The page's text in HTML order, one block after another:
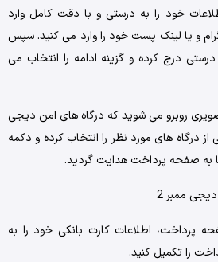
خود را به‌ درستی و با دقت کامل وارد
و یا لینک پست خود را وارد می ‌کنید. سپس
درج کرده و گزینه ادامه را انتخاب می
روبر‌و می‌ شوید که درگاه ‌های امن دیجی
درگاه ‌های مورد نظر را انتخاب کرده و دکمه
به صفحه پرداخت هدایت گردید.
پرداخت، اطلاعات کارت بانکی خود را به‌
را تکمیل کنید.